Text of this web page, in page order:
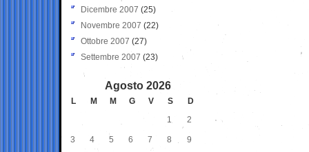
Dicembre 2007 (25)
Novembre 2007 (22)
Ottobre 2007 (27)
Settembre 2007 (23)
Agosto 2026
L M M G V S
D
1
2
3 4 5 6 7 8 9